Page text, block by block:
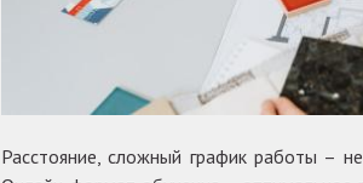
Расстояние, сложный график работы –